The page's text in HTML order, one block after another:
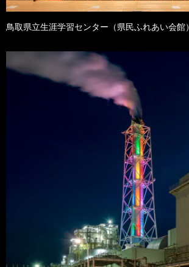
鳥取県立生涯学習センター（県民ふれあい会館）